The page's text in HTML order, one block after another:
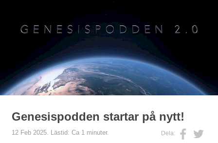
Genesispodden startar på nytt!
Dela:
12 Feb 2025. Lästid: Ca 1 minuter.